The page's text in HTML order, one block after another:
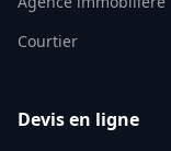
Courtier
Devis en ligne